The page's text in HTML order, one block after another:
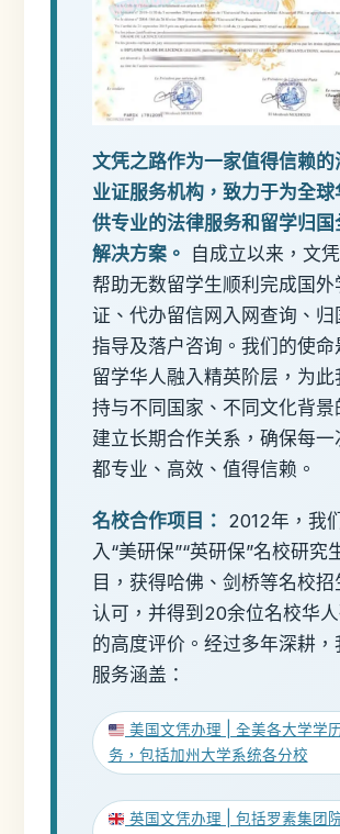
文凭之路作为一家值得信赖的
业证服务机构，致力于为全球
供专业的法律服务和留学归国
解决方案。 自成立以来，文
帮助无数留学生顺利完成国外
证、代办留信网入网查询、归
指导及落户咨询。我们的使命
留学华人融入精英阶层，为此
持与不同国家、不同文化背景
建立长期合作关系，确保每一
都专业、高效、值得信赖。
名校合作项目： 2012年，我
入“美研保”“英研保”名校研究
目，获得哈佛、剑桥等名校招
认可，并得到20余位名校华
的高度评价。经过多年深耕，
服务涵盖：
美国文凭办理 | 全美各大学学
务，包括加州大学系统各分校
英国文凭办理 | 包括罗素集团